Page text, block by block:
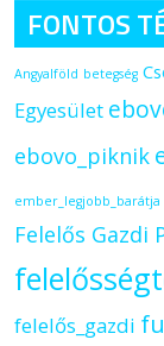
FONTOS
Angyalföld betegség
Egyesület
ebovo_piknik
ember_legjobb_barátja
Felelős Gazdi
felelős_gazdi